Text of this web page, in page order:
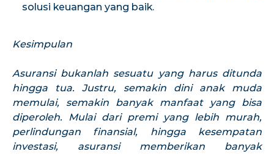
solusi keuangan yang baik.
Kesimpulan
Asuransi bukanlah sesuatu yang harus ditunda
hingga tua. Justru, semakin dini anak muda
memulai, semakin banyak manfaat yang bisa
diperoleh. Mulai dari premi yang lebih murah,
perlindungan finansial, hingga kesempatan
investasi, asuransi memberikan banyak